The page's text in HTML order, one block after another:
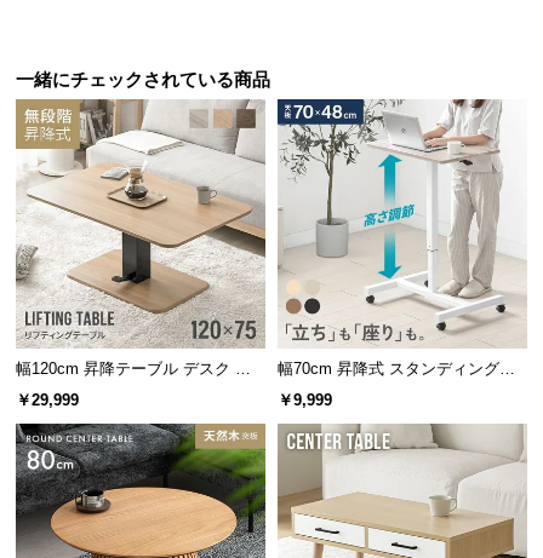
傷や水に強いメラミンシート
天板には耐水性や耐熱性、耐摩耗性に優れたメラミ
ンシートを使用しています。
一緒にチェックされている商品
幅120cm 昇降テーブル デスク 無
段階高さ調節 ガス圧昇降式 ダイニ
￥29,999
幅70cm 昇降式 スタンディングデ
スク
￥9,999